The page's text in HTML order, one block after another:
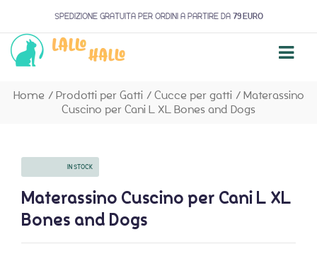
SPEDIZIONE GRATUITA PER ORDINI A PARTIRE DA 79 EURO
Home / Prodotti per Gatti / Cucce per gatti / Materassino
Cuscino per Cani L XL Bones and Dogs
IN STOCK
Materassino Cuscino per Cani L XL
Bones and Dogs